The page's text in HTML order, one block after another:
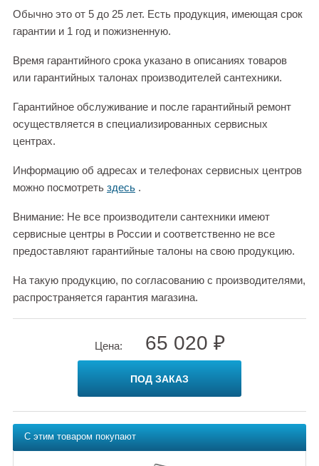
Обычно это от 5 до 25 лет. Есть продукция, имеющая срок
гарантии и 1 год и пожизненную.
Время гарантийного срока указано в описаниях товаров
или гарантийных талонах производителей сантехники.
Гарантийное обслуживание и после гарантийный ремонт
осуществляется в специализированных сервисных
центрах.
Информацию об адресах и телефонах сервисных центров
можно посмотреть здесь .
Внимание: Не все производители сантехники имеют
сервисные центры в России и соответственно не все
предоставляют гарантийные талоны на свою продукцию.
На такую продукцию, по согласованию с производителями,
распространяется гарантия магазина.
Цена: 65 020 ₽
ПОД ЗАКАЗ
С этим товаром покупают